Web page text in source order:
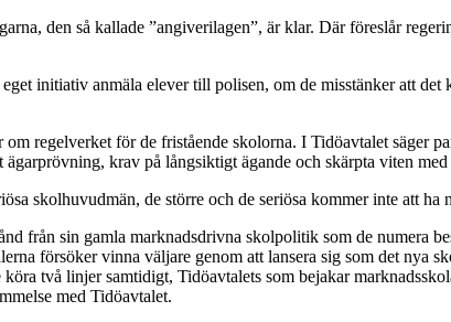
den så kallade ”angiverilagen”, är klar. Där föreslår
initiativ anmäla elever till polisen, om de misstänker att
regelverket för de fristående skolorna. I Tidöavtalet säger
krav på långsiktigt ägande och skärpta viten med
skolhuvudmän, de större och de seriösa kommer inte att
från sin gamla marknadsdrivna skolpolitik som de numera
försöker vinna väljare genom att lansera sig som det nya
två linjer samtidigt, Tidöavtalets som bejakar
med Tidöavtalet.